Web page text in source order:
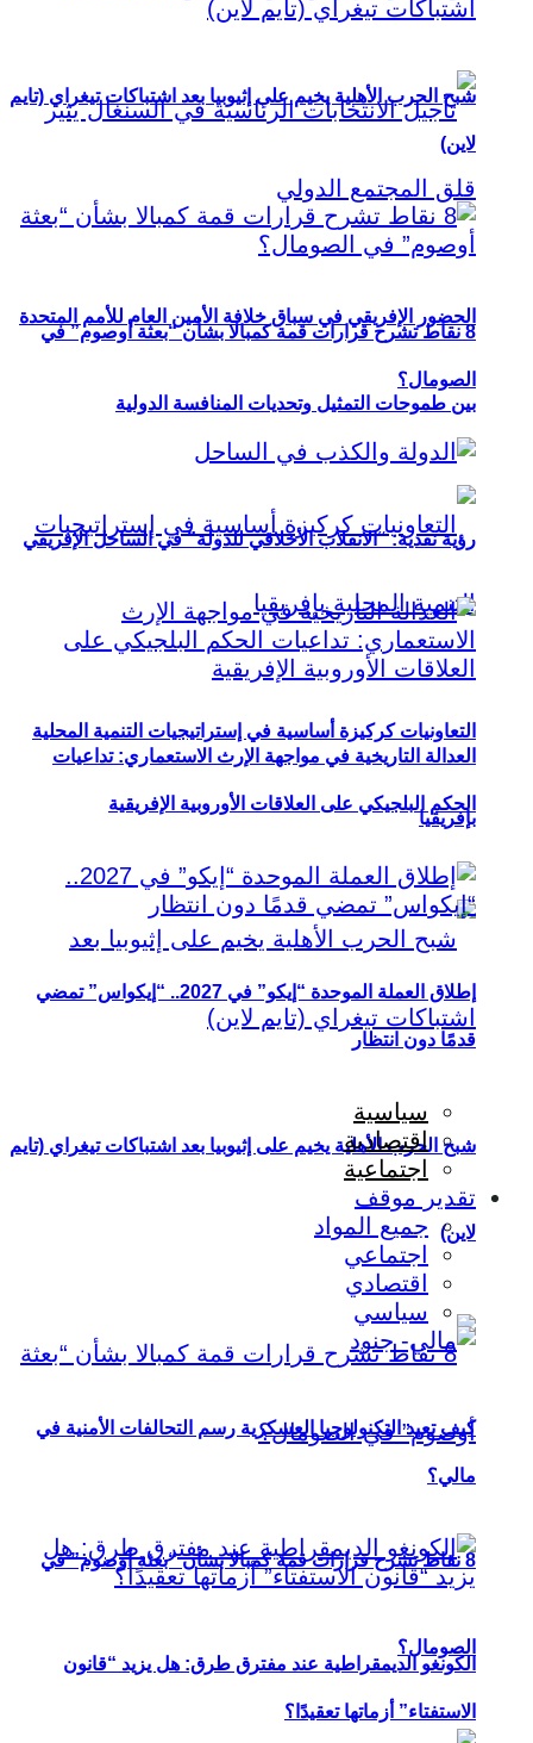
الحضور الإفريقي في سباق خلافة الأمين العام للأمم المتحدة
بين طموحات التمثيل وتحديات المنافسة الدولية
التعاونيات كركيزة أساسية في إستراتيجيات التنمية المحلية
بإفريقيا
شبح الحرب الأهلية يخيم على إثيوبيا بعد اشتباكات تيغراي (تايم
لاين)
8 نقاط تشرح قرارات قمة كمبالا بشأن “بعثة أوصوم” في
الصومال؟
شبح الحرب الأهلية يخيم على إثيوبيا بعد اشتباكات تيغراي (تايم
لاين)
8 نقاط تشرح قرارات قمة كمبالا بشأن “بعثة أوصوم” في
الصومال؟
رؤية نقدية: “الانقلاب الأخلاقي للدولة” في الساحل الإفريقي
العدالة التاريخية في مواجهة الإرث الاستعماري: تداعيات
الحكم البلجيكي على العلاقات الأوروبية الإفريقية
إطلاق العملة الموحدة “إيكو” في 2027.. “إيكواس” تمضي
قدمًا دون انتظار
سياسية
اقتصادية
اجتماعية
تقدير موقف
جميع المواد
اجتماعي
اقتصادي
سياسي
كيف تعيد التكنولوجيا العسكرية رسم التحالفات الأمنية في
مالي؟
الكونغو الديمقراطية عند مفترق طرق: هل يزيد “قانون
الاستفتاء” أزماتها تعقيدًا؟